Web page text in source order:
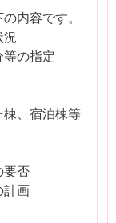
内容です。
況
等の指定
棟、宿泊棟等
要否
計画